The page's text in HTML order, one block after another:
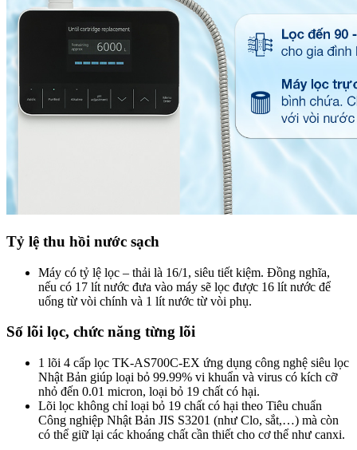
Tỷ lệ thu hồi nước sạch
Máy có tỷ lệ lọc – thải là 16/1, siêu tiết kiệm. Đồng nghĩa,
nếu có 17 lít nước đưa vào máy sẽ lọc được 16 lít nước để
uống từ vòi chính và 1 lít nước từ vòi phụ.
Số lõi lọc, chức năng từng lõi
1 lõi 4 cấp lọc TK-AS700C-EX ứng dụng công nghệ siêu lọc
Nhật Bản giúp loại bỏ 99.99% vi khuẩn và virus có kích cỡ
nhỏ đến 0.01 micron, loại bỏ 19 chất có hại.
Lõi lọc không chỉ loại bỏ 19 chất có hại theo Tiêu chuẩn
Công nghiệp Nhật Bản JIS S3201 (như Clo, sắt,…) mà còn
có thể giữ lại các khoáng chất cần thiết cho cơ thể như canxi.